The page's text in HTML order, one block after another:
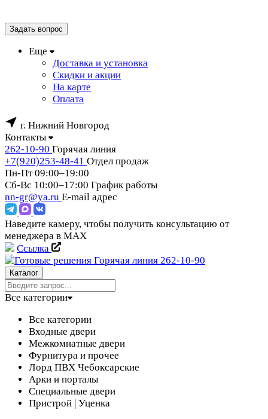
Задать вопрос
Еще
Доставка и установка
Скидки и акции
На карте
Оплата
г. Нижний Новгород
Контакты
262-10-90 Горячая линия
+7(920)253-48-41 Отдел продаж
Пн-Пт 09:00–19:00
Сб-Вс 10:00–17:00 График работы
nn-gr@ya.ru E-mail адрес
Наведите камеру, чтобы получить консультацию от
менеджера в MAX
Ссылка
Горячая линия 262-10-90
Каталог
Все категории
Все категории
Входные двери
Межкомнатные двери
Фурнитура и прочее
Лорд ПВХ Чебоксарские
Арки и порталы
Специальные двери
Пристрой | Уценка